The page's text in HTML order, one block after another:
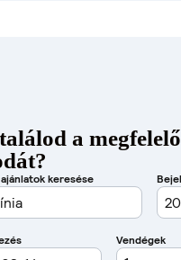
a megfelelő